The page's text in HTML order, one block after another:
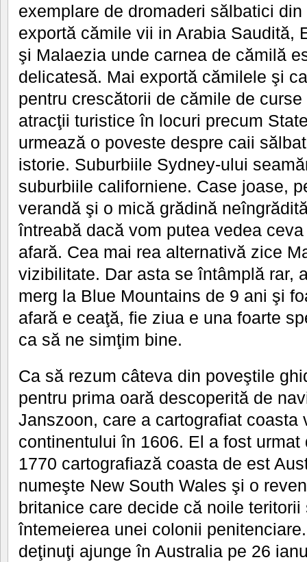
exemplare de dromaderi sălbatici
exportă cămile vii in Arabia Saudită,
şi Malaezia unde carnea de cămilă
delicatesă. Mai exportă cămilele şi
pentru crescătorii de cămile de
atracţii turistice în locuri precum
urmează o poveste despre caii
istorie. Suburbiile Sydney-ului
suburbiile californiene. Case joase,
verandă şi o mică grădină
întreabă dacă vom putea vedea
afară. Cea mai rea alternativă zice
vizibilitate. Dar asta se întâmplă rar,
merg la Blue Mountains de 9 ani şi
afară e ceaţă, fie ziua e una foarte
ca să ne simţim bine.
Ca să rezum câteva din poveştile
pentru prima oară descoperită de
Janszoon, care a cartografiat coasta
continentului în 1606. El a fost
1770 cartografiază coasta de est
numeşte New South Wales şi o
britanice care decide că noile
întemeierea unei colonii
deţinuţi ajunge în Australia pe 26